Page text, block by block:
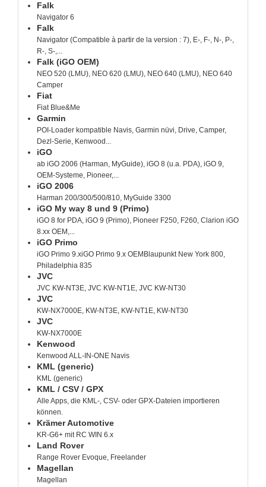
Falk
Navigator 6
Falk
Navigator (Compatible à partir de la version : 7), E-, F-, N-, P-,
R-, S-,...
Falk (iGO OEM)
NEO 520 (LMU), NEO 620 (LMU), NEO 640 (LMU), NEO 640
Camper
Fiat
Fiat Blue&Me
Garmin
POI-Loader kompatible Navis, Garmin nüvi, Drive, Camper,
Dezl-Serie, Kenwood...
iGO
ab iGO 2006 (Harman, MyGuide), iGO 8 (u.a. PDA), iGO 9,
OEM-Systeme, Pioneer,...
iGO 2006
Harman 200/300/500/810, MyGuide 3300
iGO My way 8 und 9 (Primo)
iGO 8 for PDA, iGO 9 (Primo), Pioneer F250, F260, Clarion iGO
8.xx OEM,...
iGO Primo
iGO Primo 9.xiGO Primo 9.x OEMBlaupunkt New York 800,
Philadelphia 835
JVC
JVC KW-NT3E, JVC KW-NT1E, JVC KW-NT30
JVC
KW-NX7000E, KW-NT3E, KW-NT1E, KW-NT30
JVC
KW-NX7000E
Kenwood
Kenwood ALL-IN-ONE Navis
KML (generic)
KML (generic)
KML / CSV / GPX
Alle Apps, die KML-, CSV- oder GPX-Dateien importieren
können.
Krämer Automotive
KR-G6+ mit RC WIN 6.x
Land Rover
Range Rover Evoque, Freelander
Magellan
Magellan